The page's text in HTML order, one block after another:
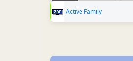
Active Family